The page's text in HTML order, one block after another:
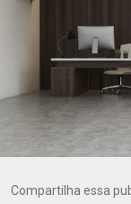
Compartilha essa